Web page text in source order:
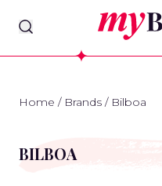
myBeauty
Home / Brands / Bilboa
BILBOA